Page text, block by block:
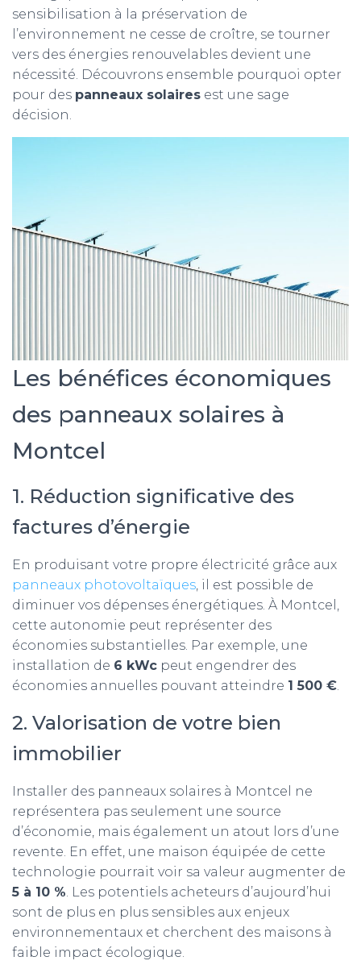
sensibilisation à la préservation de
l’environnement ne cesse de croître, se tourner
vers des énergies renouvelables devient une
nécessité. Découvrons ensemble pourquoi opter
pour des panneaux solaires est une sage
décision.
Les bénéfices économiques
des panneaux solaires à
Montcel
1. Réduction significative des
factures d’énergie
En produisant votre propre électricité grâce aux
panneaux photovoltaïques, il est possible de
diminuer vos dépenses énergétiques. À Montcel,
cette autonomie peut représenter des
économies substantielles. Par exemple, une
installation de 6 kWc peut engendrer des
économies annuelles pouvant atteindre 1 500 €.
2. Valorisation de votre bien
immobilier
Installer des panneaux solaires à Montcel ne
représentera pas seulement une source
d’économie, mais également un atout lors d’une
revente. En effet, une maison équipée de cette
technologie pourrait voir sa valeur augmenter de
5 à 10 %. Les potentiels acheteurs d’aujourd’hui
sont de plus en plus sensibles aux enjeux
environnementaux et cherchent des maisons à
faible impact écologique.